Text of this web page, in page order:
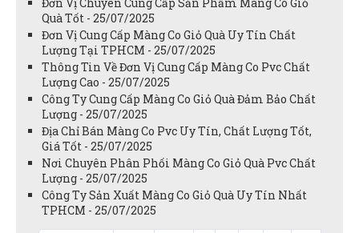
Quà Tốt - 25/07/2025
Đơn Vị Cung Cấp Màng Co Giỏ Quà Uy Tín Chất
Lượng Tại TPHCM - 25/07/2025
Thông Tin Về Đơn Vị Cung Cấp Màng Co Pvc Chất
Lượng Cao - 25/07/2025
Công Ty Cung Cấp Màng Co Giỏ Quà Đảm Bảo Chất
Lượng - 25/07/2025
Địa Chỉ Bán Màng Co Pvc Uy Tín, Chất Lượng Tốt,
Giá Tốt - 25/07/2025
Nơi Chuyên Phân Phối Màng Co Giỏ Quà Pvc Chất
Lượng - 25/07/2025
Công Ty Sản Xuất Màng Co Giỏ Quà Uy Tín Nhất
TPHCM - 25/07/2025